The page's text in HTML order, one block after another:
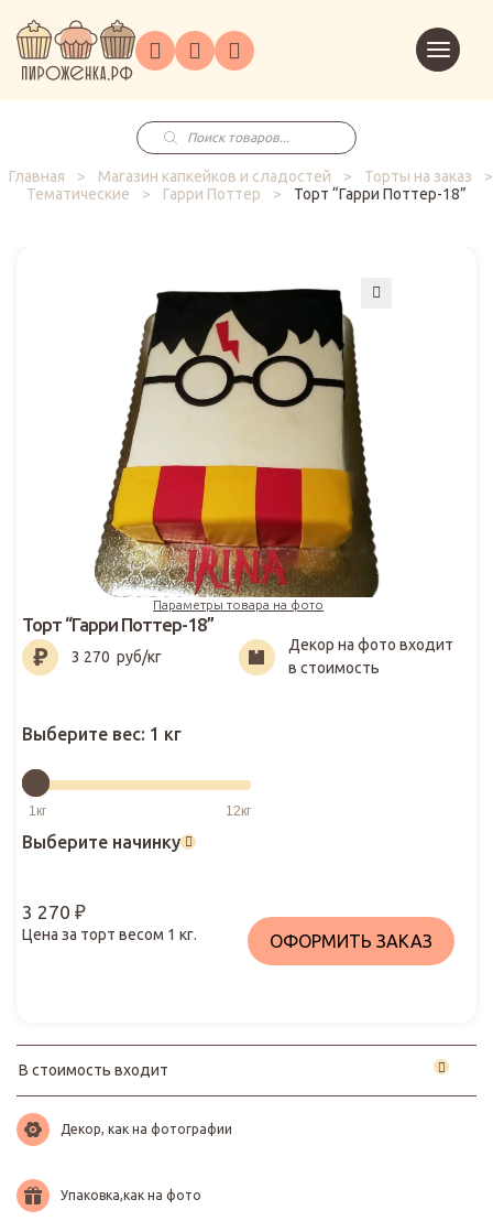
ГлавнаяКаталог
на
заказ
Праздники
Корпоративным
клиентам
в
корзину
Поиск
товаров
Главная
> Магазин капкейков и сладостей > Торты на заказ
>
Тематические
> Гарри Поттер > Торт “Гарри Поттер-18”
Параметры товара на фото
3 270₽
Торт “Гарри Поттер-18”
3 270 руб/кг
Декор на фото входит
в стоимость
Выберите вес: 1 кг
Выберите начинку
3 270 ₽
Цена за торт весом 1 кг. ОФОРМИТЬ ЗАКАЗ
В стоимость входит
Декор, как на фотографии
Упаковка,как на фото